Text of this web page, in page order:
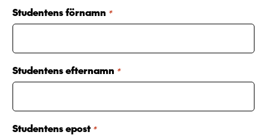
Studentens förnamn *
Studentens efternamn *
Studentens epost *